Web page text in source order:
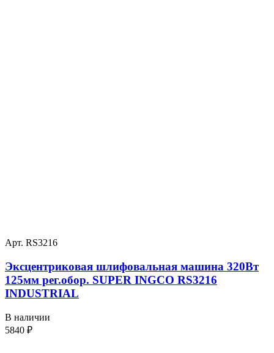
Арт. RS3216
Эксцентриковая шлифовальная машина 320Вт
125мм рег.обор. SUPER INGCO RS3216
INDUSTRIAL
В наличии
5840 ₽